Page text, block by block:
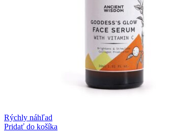
Rýchly náhľad
Pridať do košíka